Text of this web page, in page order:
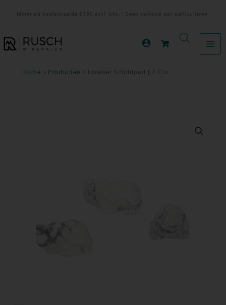
inhoud
Minimale bestelwaarde €150 excl. btw. | Geen verkoop aan particulieren.
Home Producten Howliet Schildpad | 4 Cm